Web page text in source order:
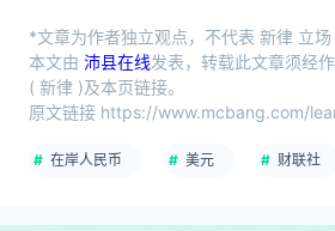
*文章为作者独立观点，不代表 新律 立场
本文由 沛县在线发表，转载此文章须经
( 新律 )及本页链接。
原文链接 https://www.mcbang.com/
在岸人民币 美元 财联社